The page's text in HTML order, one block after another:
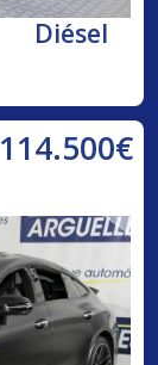
Diésel
114.500€